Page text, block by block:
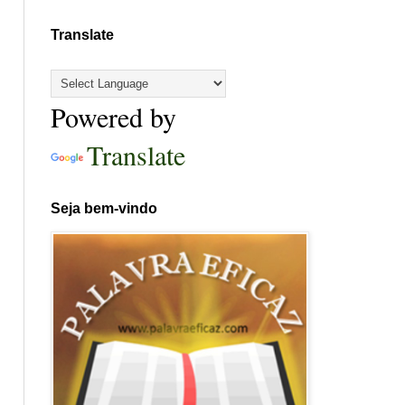
Translate
Powered by
Translate
Seja bem-vindo